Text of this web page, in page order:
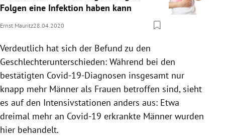
Folgen eine Infektion haben kann
Ernst Mauritz28.04.2020
Verdeutlich hat sich der Befund zu den
Geschlechterunterschieden: Während bei den
bestätigten Covid-19-Diagnosen insgesamt nur
knapp mehr Männer als Frauen betroffen sind, sieht
es auf den Intensivstationen anders aus: Etwa
dreimal mehr an Covid-19 erkrankte Männer wurden
hier behandelt.